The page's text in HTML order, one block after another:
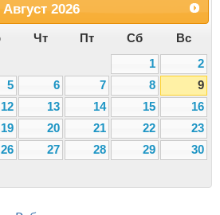
Август 2026
Чт Пт Сб
Вс
1
2
5 6 7 8
9
12 13 14 15
16
19 20 21 22
23
26 27 28 29
30